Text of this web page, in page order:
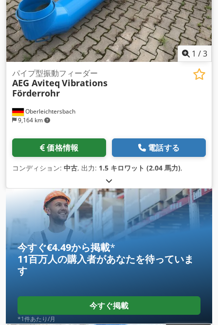
1 /3
Oberleichtersbach
9,164 km
パイプ型振動フィーダー
AEG Aviteq Vibrations
Förderrohr
価格情報 電話する
コンディション: 中古, 出力: 1.5 キロワット (2.04 馬力),
今すぐ€4.49から掲載*
11百万人の購入者があなたを待っていま
す
今すぐ掲載
*1件あたり/月